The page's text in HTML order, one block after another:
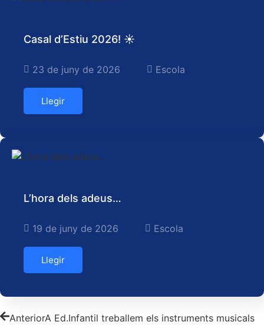
Casal d’Estiu 2026! ☀️
23 de juny de 2026 Escola
Llegir
L’hora dels adeus…
19 de juny de 2026 Escola
Llegir
AnteriorA Ed.Infantil treballem els instruments musicals